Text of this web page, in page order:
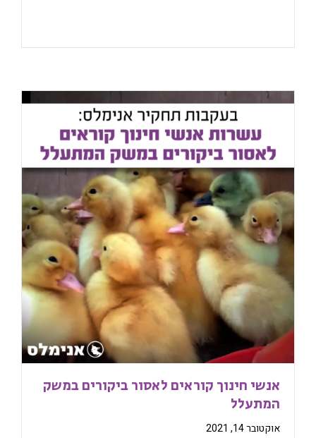
אנשי חינוך קוראים לאסור ביקורים במשק
המתעלל
אוקטובר 14, 2021